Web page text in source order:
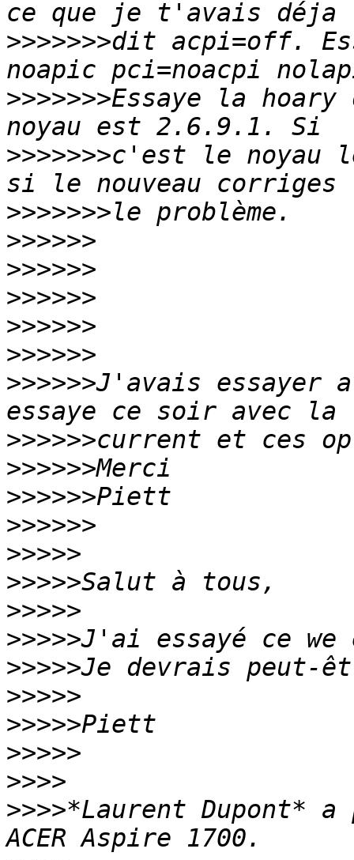
>>>>>>>dit acpi=off.
>>>>>>>Essaye la
>>>>>>>c'est le noyau
>>>>>>>
>>>>>>
>>>>>>
>>>>>>
>>>>>>
>>>>>>
>>>>>>J'avais essayer
>>>>>>
>>>>>>
>>>>>>
>>>>>>
>>>>>
>>>>>
>>>>>
>>>>>
>>>>>
>>>>>
>>>>>
>>>>>
>>>>
>>>>*Laurent Dupont*